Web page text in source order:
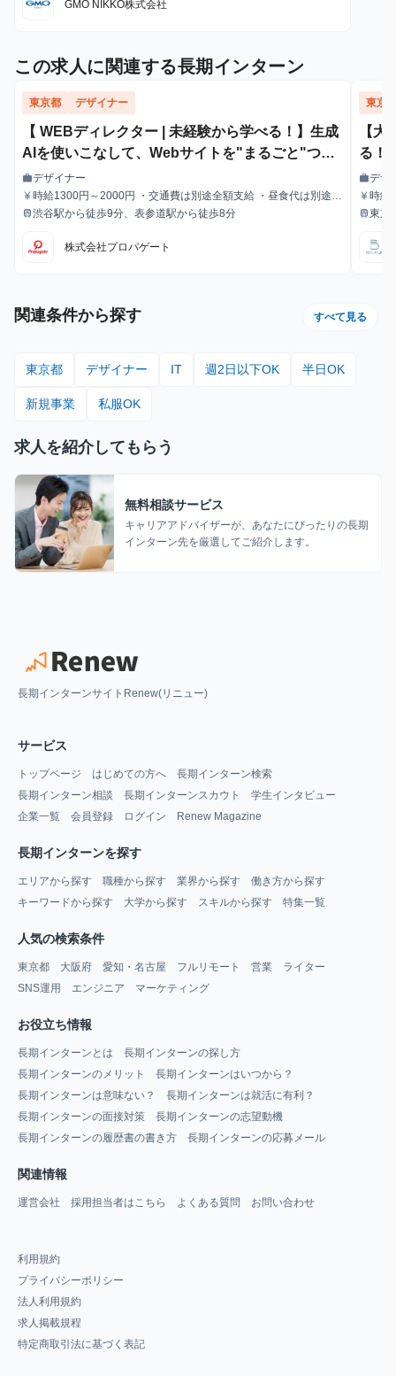
GMO NIKKO株式会社
この求人に関連する長期インターン
東京都 デザイナー
【 WEBディレクター | 未経験から学べる！】生成
AIを使いこなして、Webサイトを"まるごと"つく
る側へ| Web制作の進行管理を担うインターン生募
集！#Webデザイン #生成AI #プログラミング知識
不要
職種
workデザイナー
給与
currency_yen 時給1300円～2000円 ・交通費は別途全額支給 ・昼食代は別途全
額支給
最寄駅
train渋谷駅から徒歩9分、表参道駅から徒歩8分
株式会社プロパゲート
東京
【
る！
職種
workデザ
給与
currency_yen 時給
ヶ月
最寄駅
train東京
関連条件から探す すべて見る
東京都 デザイナー IT 週2日以下OK 半日OK
新規事業 私服OK
求人を紹介してもらう
無料相談サービス
キャリアアドバイザーが、あなたにぴったりの長期
インターン先を厳選してご紹介します。
長期インターンサイトRenew(リニュー)
サービス
トップページ はじめての方へ
長期インターン検索
長期インターン相談
長期インターンスカウト
学生インタビュー
企業一覧
会員登録 ログイン Renew Magazine
長期インターンを探す
エリアから探す 職種から探す 業界から探す
働き方から探す
キーワードから探す
大学から探す スキルから探す 特集一覧
人気の検索条件
東京都 大阪府 愛知・名古屋 フルリモート 営業
ライター
SNS運用
エンジニア マーケティング
お役立ち情報
長期インターンとは
長期インターンの探し方
長期インターンのメリット
長期インターンはいつから？
長期インターンは意味ない？
長期インターンは就活に有利？
長期インターンの面接対策
長期インターンの志望動機
長期インターンの履歴書の書き方
長期インターンの応募メール
関連情報
運営会社 採用担当者はこちら よくある質問 お問い合わせ
利用規約
プライバシーポリシー
法人利用規約
求人掲載規程
特定商取引法に基づく表記